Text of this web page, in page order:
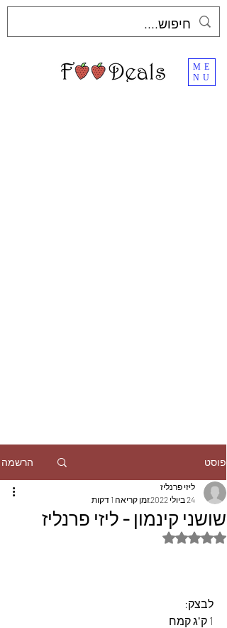
ME
NU
פוסט הרשמה
שושני קינמון - ליזי פרנליז
ליזי פרנליז
24 ביולי 2022
זמן קריאה 1 דקות
דירוג של NaN מתוך 5 כוכבים
לבצק:
1 ק"ג קמח